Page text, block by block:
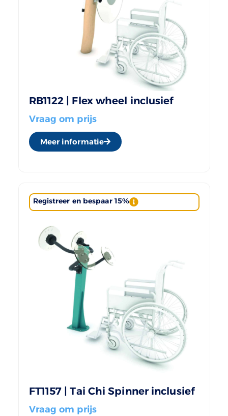
RB1122 | Flex wheel inclusief
Vraag om prijs
Meer informatie
Registreer en bespaar 15%
FT1157 | Tai Chi Spinner inclusief
Vraag om prijs